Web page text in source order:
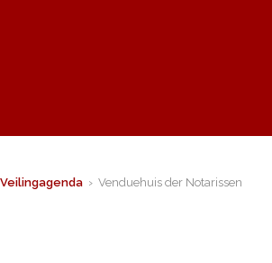
Veilingagenda › Venduehuis der Notarissen